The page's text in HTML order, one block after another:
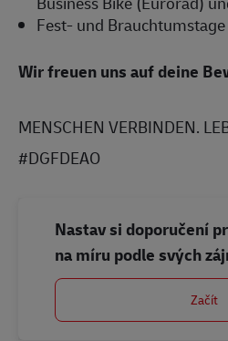
Fest- und Brauchtumstage
Wir freuen uns auf deine
MENSCHEN VERBINDEN.
#DGFDEAO
Nastav si doporučení
na míru podle svých
Začít